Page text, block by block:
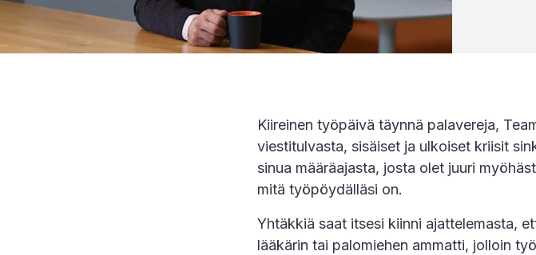
Kiireinen työpäivä täynnä palavereja,
viestitulvasta, sisäiset ja ulkoiset kriisit
sinua määräajasta, josta olet juuri
mitä työpöydälläsi on.
Yhtäkkiä saat itsesi kiinni ajattelemasta,
lääkärin tai palomiehen ammatti, jolloin